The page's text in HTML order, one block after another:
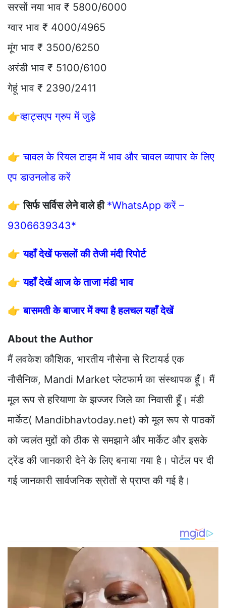
सरसों नया भाव ₹ 5800/6000
ग्वार भाव ₹ 4000/4965
मूंग भाव ₹ 3500/6250
अरंडी भाव ₹ 5100/6100
गेहूं भाव ₹ 2390/2411
👉व्हाट्सएप ग्रुप में जुड़े
👉चावल के रियल टाइम में भाव और चावल व्यापार के लिए
एप डाउनलोड करें
👉सिर्फ सर्विस लेने वाले ही *WhatsApp करें –
9306639343*
👉यहाँ देखें फसलों की तेजी मंदी रिपोर्ट
👉यहाँ देखें आज के ताजा मंडी भाव
👉बासमती के बाजार में क्या है हलचल यहाँ देखें
About the Author
मैं लवकेश कौशिक, भारतीय नौसेना से रिटायर्ड एक
नौसैनिक, Mandi Market प्लेटफार्म का संस्थापक हूँ। मैं
मूल रूप से हरियाणा के झज्जर जिले का निवासी हूँ। मंडी
मार्केट( Mandibhavtoday.net) को मूल रूप से पाठकों
को ज्वलंत मुद्दों को ठीक से समझाने और मार्केट और इसके
ट्रेंड की जानकारी देने के लिए बनाया गया है। पोर्टल पर दी
गई जानकारी सार्वजनिक स्रोतों से प्राप्त की गई है।